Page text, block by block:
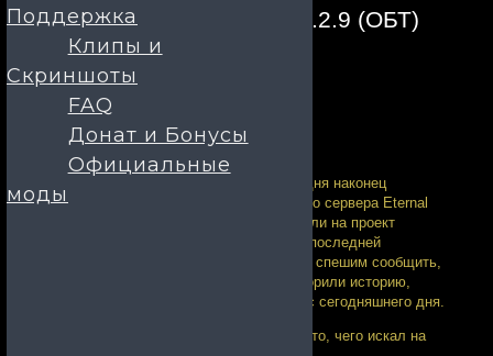
Релиз Сервера!Release 1.2.9 (ОБТ)
13.09.2020 Новости
Приветствую, комьюнити tes3mp! Сегодня наконец
совершается релиз уже небезызвестного сервера Eternal
World (Нашего сервера) Многие возлагали на проект
надежды, кому-то этот сервер казался последней
надеждой на оплот здравомыслия и мы спешим сообщить,
что желая угодить всем игрокам мы творили историю,
частью которой вы сможете стать уже с сегодняшнего дня.
Надеемся, что каждый ищущий найдёт то, чего искал на
Поддержка
Клипы и
Скриншоты
FAQ
Донат и Бонусы
Официальные
моды